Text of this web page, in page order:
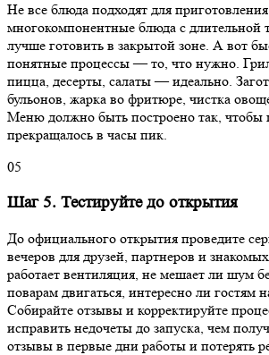
Не все блюда подходят для
многокомпонентные блюда с длительной
лучше готовить в закрытой зоне. А вот
понятные процессы — то, что нужно.
пицца, десерты, салаты — идеально.
бульонов, жарка во фритюре, чистка
Меню должно быть построено так, чтобы
прекращалось в часы пик.
05
Шаг 5. Тестируйте до открытия
До официального открытия проведите
вечеров для друзей, партнеров и
работает вентиляция, не мешает ли шум
поварам двигаться, интересно ли гостям
Собирайте отзывы и корректируйте
исправить недочеты до запуска, чем
отзывы в первые дни работы и потерять